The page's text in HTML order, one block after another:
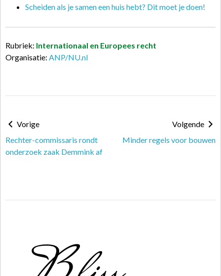
Scheiden als je samen een huis hebt? Dit moet je doen!
Rubriek: Internationaal en Europees recht
Organisatie: ANP/NU.nl
Vorige
Rechter-commissaris rondt
onderzoek zaak Demmink af
Volgende
Minder regels voor bouwen